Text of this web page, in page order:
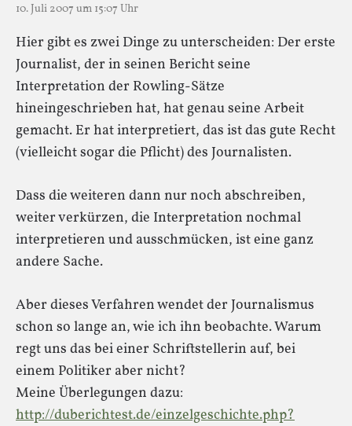
10. Juli 2007 um 15:07 Uhr
Hier gibt es zwei Dinge zu unterscheiden: Der erste
Journalist, der in seinen Bericht seine
Interpretation der Rowling-Sätze
hineingeschrieben hat, hat genau seine Arbeit
gemacht. Er hat interpretiert, das ist das gute Recht
(vielleicht sogar die Pflicht) des Journalisten.
Dass die weiteren dann nur noch abschreiben,
weiter verkürzen, die Interpretation nochmal
interpretieren und ausschmücken, ist eine ganz
andere Sache.
Aber dieses Verfahren wendet der Journalismus
schon so lange an, wie ich ihn beobachte. Warum
regt uns das bei einer Schriftstellerin auf, bei
einem Politiker aber nicht?
Meine Überlegungen dazu:
http://duberichtest.de/einzelgeschichte.php?